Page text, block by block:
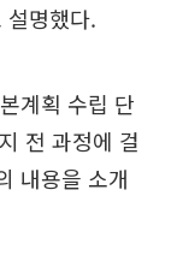
설명했다.
계획 수립 단
전 과정에 걸
내용을 소개